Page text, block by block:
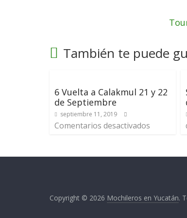
También te puede
6 Vuelta a Calakmul 21 y 22
de Septiembre
septiembre 11, 2019
Comentarios desactivados
Copyright © 2026 Mochileros en Yucatán.